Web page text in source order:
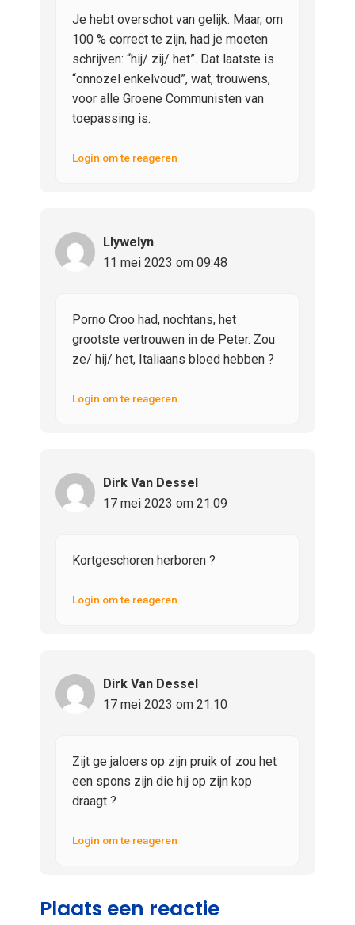
Je hebt overschot van gelijk. Maar, om
100 % correct te zijn, had je moeten
schrijven: “hij/ zij/ het”. Dat laatste is
“onnozel enkelvoud”, wat, trouwens,
voor alle Groene Communisten van
toepassing is.
Login om te reageren
Llywelyn
11 mei 2023 om 09:48
Porno Croo had, nochtans, het
grootste vertrouwen in de Peter. Zou
ze/ hij/ het, Italiaans bloed hebben ?
Login om te reageren
Dirk Van Dessel
17 mei 2023 om 21:09
Kortgeschoren herboren ?
Login om te reageren
Dirk Van Dessel
17 mei 2023 om 21:10
Zijt ge jaloers op zijn pruik of zou het
een spons zijn die hij op zijn kop
draagt ?
Login om te reageren
Plaats een reactie